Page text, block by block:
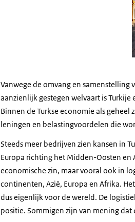
Vanwege de omvang en samenstelling
aanzienlijk gestegen welvaart is
Binnen de Turkse economie als
leningen en belastingvoordelen die
Steeds meer bedrijven zien kansen in
Europa richting het Midden-Oosten en
economische zin, maar vooral ook in
continenten, Azië, Europa en Afrika.
dus eigenlijk voor de wereld. De
positie. Sommigen zijn van mening